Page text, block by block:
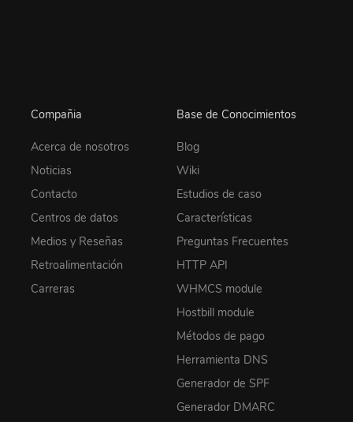
Compañia
Acerca de nosotros
Noticias
Contacto
Centros de datos
Medios y Reseñas
Retroalimentación
Carreras
Base de Conocimientos
Blog
Wiki
Estudios de caso
Características
Preguntas Frecuentes
HTTP API
WHMCS module
Hostbill module
Métodos de pago
Herramienta DNS
Generador de SPF
Generador DMARC